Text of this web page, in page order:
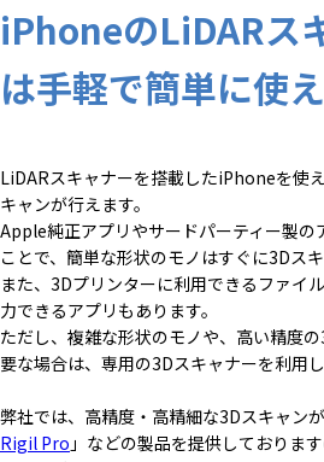
iPhoneのLiDARス
は手軽で簡単に使
LiDARスキャナーを搭載したiPhoneを使
キャンが行えます。
Apple純正アプリやサードパーティー製の
ことで、簡単な形状のモノはすぐに3Dスキ
また、3Dプリンターに利用できるファイ
力できるアプリもあります。
ただし、複雑な形状のモノや、高い精度
要な場合は、専用の3Dスキャナーを利用し
弊社では、高精度・高精細な3Dスキャン
Rigil Pro 」などの製品を提供しておりま